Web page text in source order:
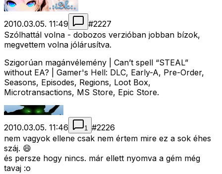
2010.03.05. 11:49 #2227
Szólhattál volna - dobozos verzióban jobban bízok,
megvettem volna jólárusítva.
Szigorúan magánvélemény | Can’t spell “STEAL”
without EA? | Gamer's Hell: DLC, Early-A, Pre-Order,
Seasons, Episodes, Regions, Loot Box,
Microtransactions, MS Store, Epic Store.
2010.03.05. 11:46 1 #2226
nem vagyok ellene csak nem értem mire ez a sok éhes
száj. 😄
és persze hogy nincs. már ellett nyomva a gém még
tavaj :o